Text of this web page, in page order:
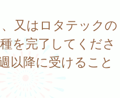
又はロタテックの
を完了してくださ
以降に受けること